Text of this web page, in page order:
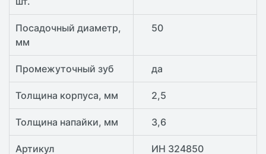
Посадочный диаметр,
мм
50
Промежуточный зуб да
Толщина корпуса, мм 2,5
Толщина напайки, мм 3,6
Артикул ИН 324850